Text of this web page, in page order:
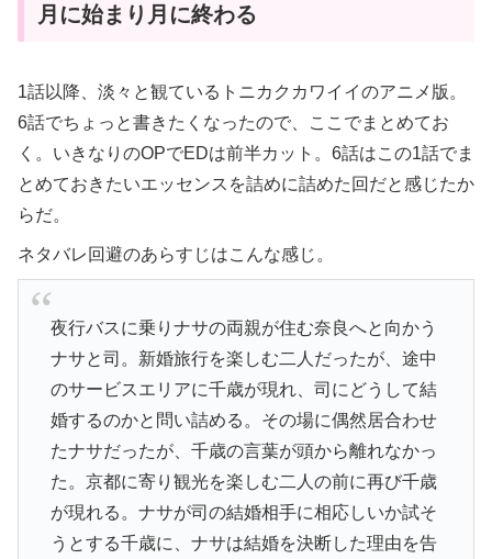
月に始まり月に終わる
1話以降、淡々と観ているトニカクカワイイのアニメ版。
6話でちょっと書きたくなったので、ここでまとめてお
く。いきなりのOPでEDは前半カット。6話はこの1話でま
とめておきたいエッセンスを詰めに詰めた回だと感じたか
らだ。
ネタバレ回避のあらすじはこんな感じ。
夜行バスに乗りナサの両親が住む奈良へと向かう
ナサと司。新婚旅行を楽しむ二人だったが、途中
のサービスエリアに千歳が現れ、司にどうして結
婚するのかと問い詰める。その場に偶然居合わせ
たナサだったが、千歳の言葉が頭から離れなかっ
た。京都に寄り観光を楽しむ二人の前に再び千歳
が現れる。ナサが司の結婚相手に相応しいか試そ
うとする千歳に、ナサは結婚を決断した理由を告